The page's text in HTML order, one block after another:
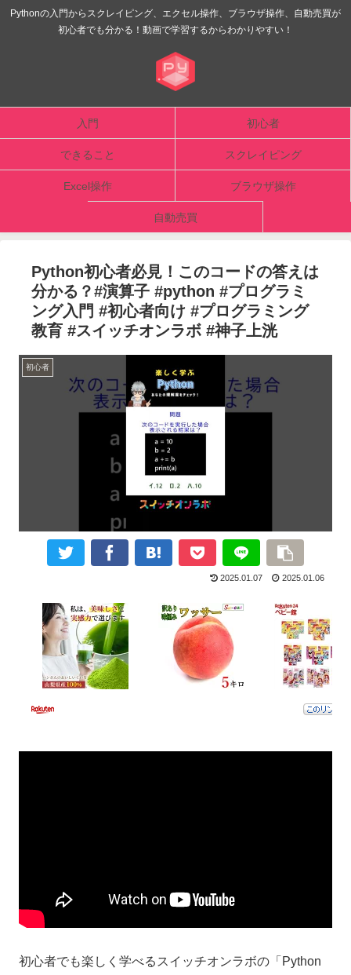
Pythonの入門からスクレイピング、エクセル操作、ブラウザ操作、自動売買が
初心者でも分かる！動画で学習するからわかりやすい！
入門 初心者
できること スクレイピング
Excel操作 ブラウザ操作
自動売買
Python初心者必見！このコードの答えは
分かる？#演算子 #python #プログラミ
ング入門 #初心者向け #プログラミング
教育 #スイッチオンラボ #神子上洸
初心者
2025.01.07 2025.01.06
初心者でも楽しく学べるスイッチオンラボの「Python